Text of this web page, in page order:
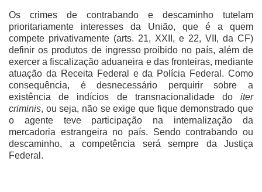
Os crimes de contrabando e descaminho tutelam
prioritariamente interesses da União, que é a quem
compete privativamente (arts. 21, XXII, e 22, VII, da CF)
definir os produtos de ingresso proibido no país, além de
exercer a fiscalização aduaneira e das fronteiras, mediante
atuação da Receita Federal e da Polícia Federal. Como
consequência, é desnecessário perquirir sobre a
existência de indícios de transnacionalidade do iter
criminis, ou seja, não se exige que fique demonstrado que
o agente teve participação na internalização da
mercadoria estrangeira no país. Sendo contrabando ou
descaminho, a competência será sempre da Justiça
Federal.